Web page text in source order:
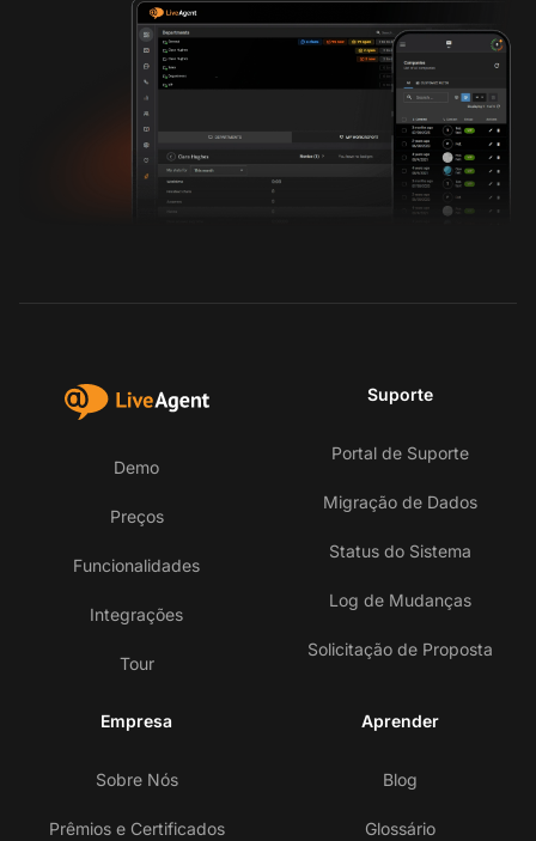
Demo
Preços
Funcionalidades
Integrações
Tour
Suporte
Portal de Suporte
Migração de Dados
Status do Sistema
Log de Mudanças
Solicitação de Proposta
Empresa
Sobre Nós
Prêmios e Certificados
Aprender
Blog
Glossário